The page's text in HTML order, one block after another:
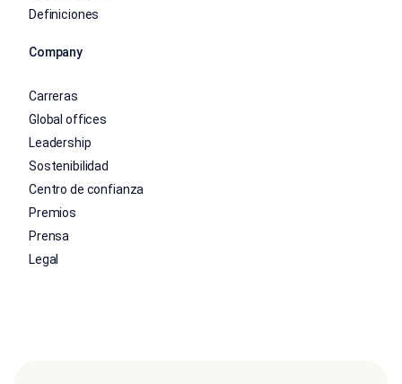
Definiciones
Company
Carreras
Global offices
Leadership
Sostenibilidad
Centro de confianza
Premios
Prensa
Legal